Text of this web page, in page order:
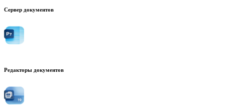
Сервер документов
Редакторы документов